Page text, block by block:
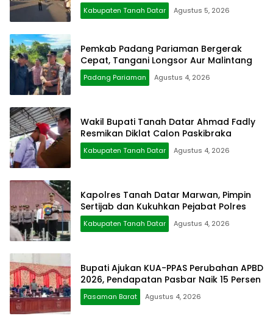
Kabupaten Tanah Datar Agustus 5, 2026
Pemkab Padang Pariaman Bergerak
Cepat, Tangani Longsor Aur Malintang
Padang Pariaman Agustus 4, 2026
Wakil Bupati Tanah Datar Ahmad Fadly
Resmikan Diklat Calon Paskibraka
Kabupaten Tanah Datar Agustus 4, 2026
Kapolres Tanah Datar Marwan, Pimpin
Sertijab dan Kukuhkan Pejabat Polres
Kabupaten Tanah Datar Agustus 4, 2026
Bupati Ajukan KUA-PPAS Perubahan APBD
2026, Pendapatan Pasbar Naik 15 Persen
Pasaman Barat Agustus 4, 2026